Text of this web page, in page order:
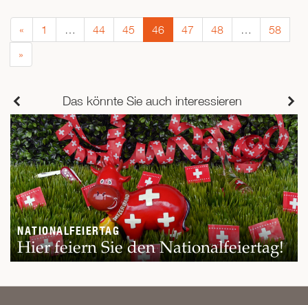
« 1 … 44 45 46 47 48 …
58
»
Das könnte Sie auch interessieren
NATIONALFEIERTAG
Hier feiern Sie den Nationalfeiertag!